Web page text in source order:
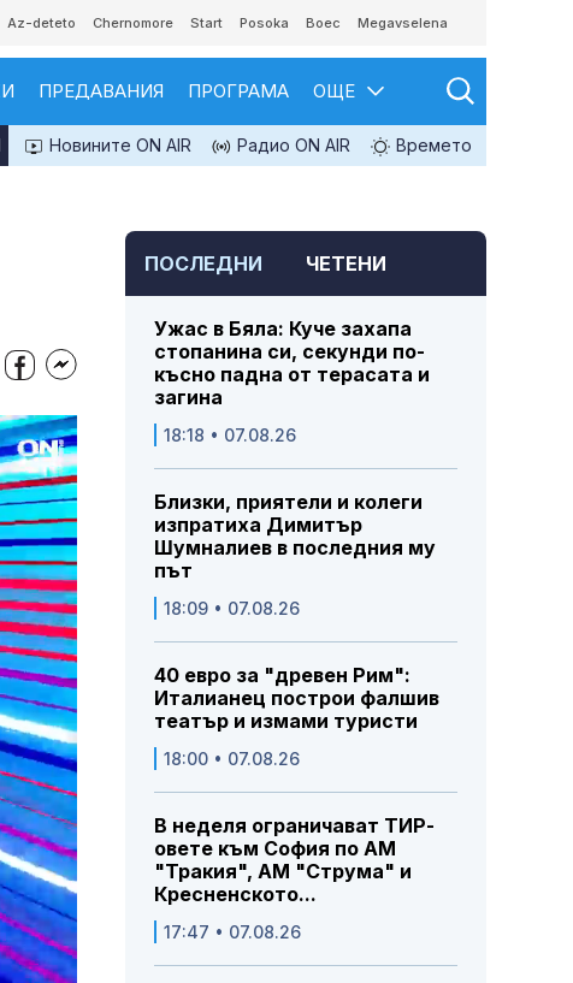
Az-deteto Chernomore Start Posoka Boec Megavselena
ПРЕДАВАНИЯ ПРОГРАМА ОЩЕ
Новините ON AIR Радио ON AIR Времето
ПОСЛЕДНИ ЧЕТЕНИ
Ужас в Бяла: Куче захапа
стопанина си, секунди по-
късно падна от терасата и
загина
18:18 • 07.08.26
Близки, приятели и колеги
изпратиха Димитър
Шумналиев в последния му
път
18:09 • 07.08.26
40 евро за "древен Рим":
Италианец построи фалшив
театър и измами туристи
18:00 • 07.08.26
В неделя ограничават ТИР-
овете към София по АМ
"Тракия", АМ "Струма" и
Кресненското...
17:47 • 07.08.26